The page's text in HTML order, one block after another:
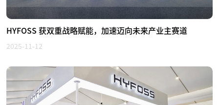
HYFOSS 获双重战略赋能，加速迈向未来产业主赛道
2025-11-12